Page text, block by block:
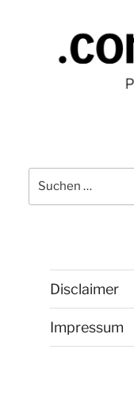
Suchen
nach:
Disclaimer
Impressum